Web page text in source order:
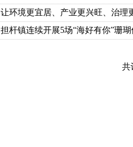
让环境更宜居、产业更兴旺、治
担杆镇连续开展5场“海好有你”珊
共